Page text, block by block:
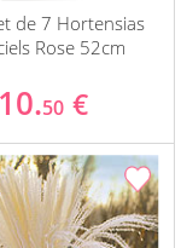
de 7 Hortensias
Rose 52cm
10.50 €